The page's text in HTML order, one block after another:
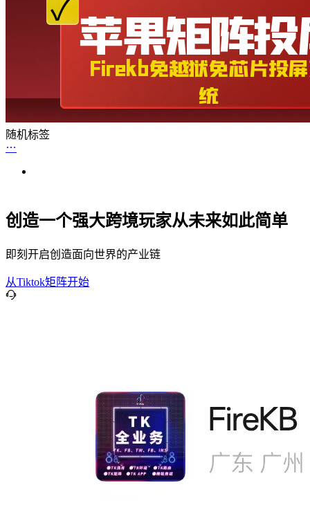
随机标签
创造一个强大跨境玩家从未来如此简单
即刻开启创造面向世界的产业链
从Tiktok矩阵开始